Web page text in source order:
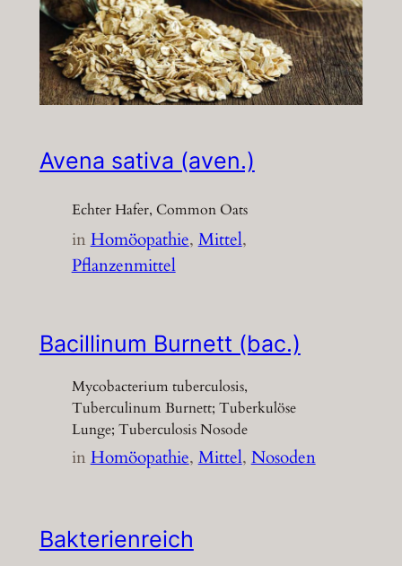
Avena sativa (aven.)
Echter Hafer, Common Oats
inHomöopathie, Mittel
Pflanzenmittel
Bacillinum Burnett (bac.)
Mycobacterium tuberculosis,
Tuberculinum Burnett; Tuberkulöse
Lunge; Tuberculosis Nosode
inHomöopathie, Mittel, Nosoden
Bakterienreich